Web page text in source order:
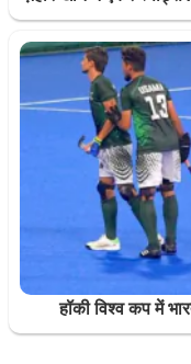
हॉकी विश्व कप में